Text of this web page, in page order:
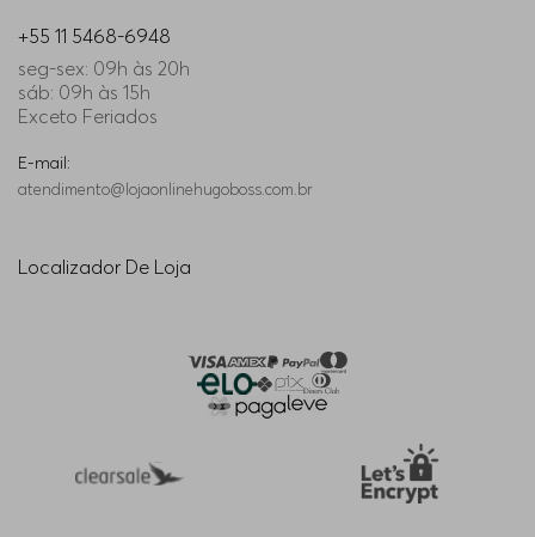
+55 11 5468-6948
seg-sex: 09h às 20h
sáb: 09h às 15h
Exceto Feriados
E-mail:
atendimento@lojaonlinehugoboss.com.br
Localizador De Loja